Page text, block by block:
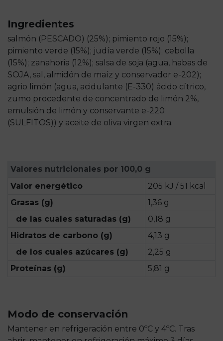
Ingredientes
salmón (PESCADO) (25%); pimiento rojo (15%);
pimiento verde (15%); judía verde (15%); cebolla
(15%); zanahoria (12%); salsa de soja (agua, habas de
SOJA, sal, almidón de maíz y conservador e-202);
agrio limón (agua, acidulante (E-330) ácido cítrico,
zumo procedente de concentrado de limón 2%,
emulsión de limón y conservante e-220
(SULFITOS)) y aceite de oliva virgen extra.
Valores nutricionales por 100,0 g
Valor energético
205 kJ / 51 kcal
Grasas (g)
1,36 g
de las cuales saturadas (g)
0,18 g
Hidratos de carbono (g)
4,13 g
de los cuales azúcares (g)
2,25 g
Proteínas (g)
5,81 g
Modo de conservación
Mantener en refrigeración entre 0ºC y 4ºC. Tras